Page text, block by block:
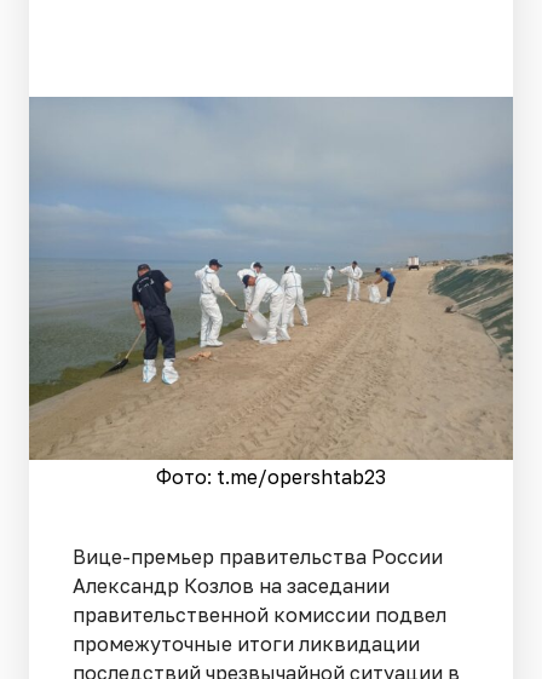
Фото: t.me/opershtab23
Вице-премьер правительства России
Александр Козлов на заседании
правительственной комиссии подвел
промежуточные итоги ликвидации
последствий чрезвычайной ситуации в